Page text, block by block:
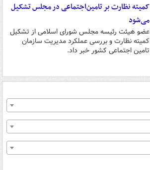
کمیته نظارت بر تامین‌اجتماعی در مجلس تشکیل
می‌شود
عضو هیئت رئیسه مجلس شورای اسلامی از تشکیل
کمیته نظارت و بررسی عملکرد مدیریت سازمان
تامین اجتماعی کشور خبر داد.